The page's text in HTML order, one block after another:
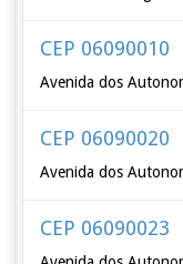
CEP 06090010
Avenida dos
CEP 06090020
Avenida dos
CEP 06090023